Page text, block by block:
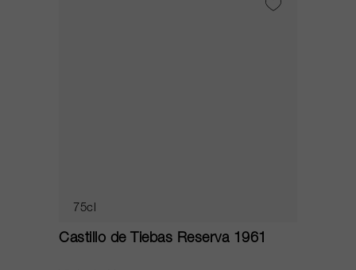
75cl
Castillo de Tiebas Reserva 1961